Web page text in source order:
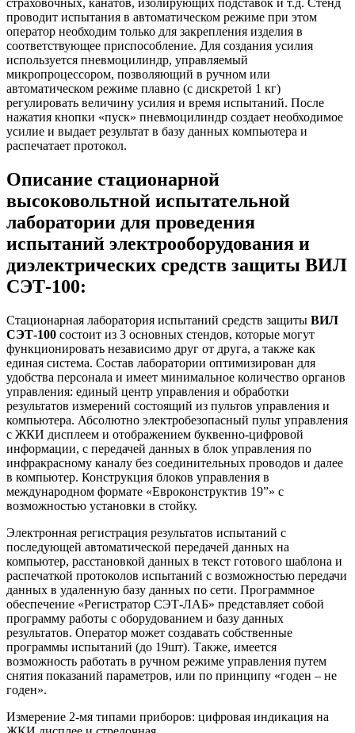
страховочных, канатов, изолирующих подставок и т.д. Стенд
проводит испытания в автоматическом режиме при этом
оператор необходим только для закрепления изделия в
соответствующее приспособление. Для создания усилия
используется пневмоцилиндр, управляемый
микропроцессором, позволяющий в ручном или
автоматическом режиме плавно (с дискретой 1 кг)
регулировать величину усилия и время испытаний. После
нажатия кнопки «пуск» пневмоцилиндр создает необходимое
усилие и выдает результат в базу данных компьютера и
распечатает протокол.
Описание стационарной
высоковольтной испытательной
лаборатории для проведения
испытаний электрооборудования и
диэлектрических средств защиты ВИЛ
СЭТ-100:
Стационарная лаборатория испытаний средств защиты ВИЛ
СЭТ-100 состоит из 3 основных стендов, которые могут
функционировать независимо друг от друга, а также как
единая система. Состав лаборатории оптимизирован для
удобства персонала и имеет минимальное количество органов
управления: единый центр управления и обработки
результатов измерений состоящий из пультов управления и
компьютера. Абсолютно электробезопасный пульт управления
с ЖКИ дисплеем и отображением буквенно-цифровой
информации, с передачей данных в блок управления по
инфракрасному каналу без соединительных проводов и далее
в компьютер. Конструкция блоков управления в
международном формате «Евроконструктив 19”» с
возможностью установки в стойку.
Электронная регистрация результатов испытаний с
последующей автоматической передачей данных на
компьютер, расстановкой данных в текст готового шаблона и
распечаткой протоколов испытаний с возможностью передачи
данных в удаленную базу данных по сети. Программное
обеспечение «Регистратор СЭТ-ЛАБ» представляет собой
программу работы с оборудованием и базу данных
результатов. Оператор может создавать собственные
программы испытаний (до 19шт). Также, имеется
возможность работать в ручном режиме управления путем
снятия показаний параметров, или по принципу «годен – не
годен».
Измерение 2-мя типами приборов: цифровая индикация на